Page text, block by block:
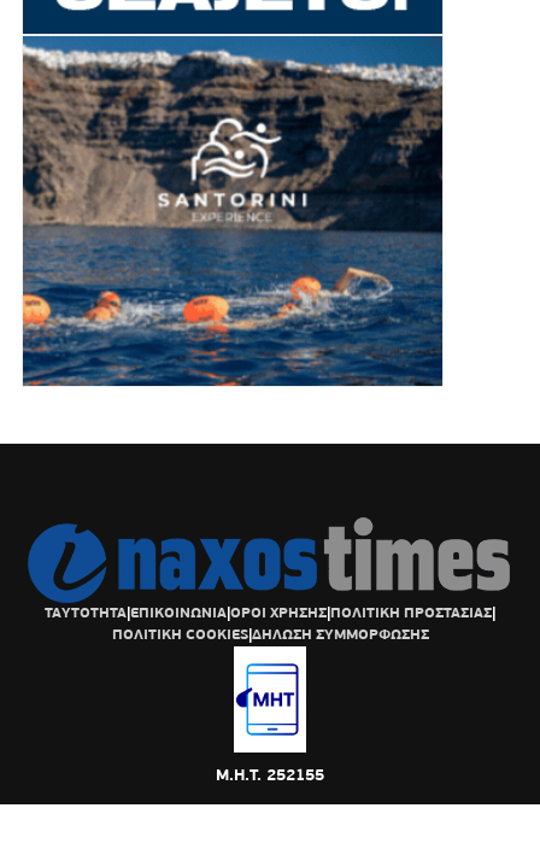
ΤΑΥΤΟΤΗΤΑ|ΕΠΙΚΟΙΝΩΝΙΑ|ΟΡΟΙ ΧΡΗΣΗΣ|ΠΟΛΙΤΙΚΗ ΠΡΟΣΤΑΣΙΑΣ|
ΠΟΛΙΤΙΚΗ COOKIES|ΔΗΛΩΣΗ ΣΥΜΜΟΡΦΩΣΗΣ
Μ.Η.Τ. 252155